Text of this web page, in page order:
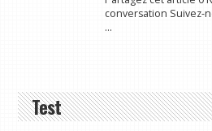
conversation Suivez-
...
Test